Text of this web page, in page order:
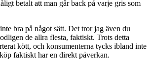
betalt att man går back på varje gris som
bra på något sätt. Det tror jag även du
de allra flesta, faktiskt. Trots detta
kött, och konsumenterna tycks ibland inte
faktiskt har en direkt påverkan.